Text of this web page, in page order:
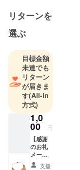
リターンを
選ぶ
目標金額
未達でも
リターン
が届きま
す(All-in
方式)
1,0
00 円
【感謝
のお礼
メール
＋活動
支援